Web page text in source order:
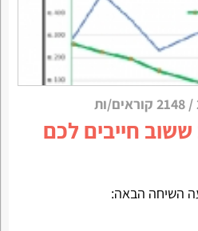
/ 2148 קוראים/ות
חייבים לכם
השיחה הבאה: